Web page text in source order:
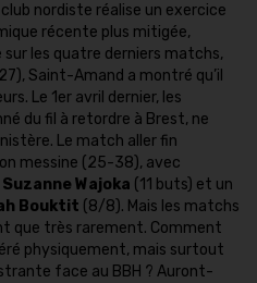
nordiste réalise un exercice
récente plus mitigée,
les quatre derniers matchs,
Saint-Amand a montré qu’il
Le 1er avril dernier, les
du fil à retordre à Brest, ne
Le match aller fin
messine (25-38), avec
Suzanne Wajoka (11 buts) et un
Bouktit (8/8). Mais les matchs
que très rarement. Comment
physiquement, mais surtout
face au BBH ? Auront-